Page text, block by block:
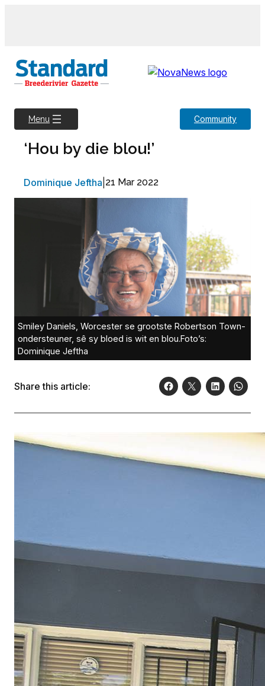
Menu Community
‘Hou by die blou!’
Dominique Jeftha 21 Mar 2022
Smiley Daniels, Worcester se grootste Robertson Town-
ondersteuner, sê sy bloed is wit en blou.Foto’s:
Dominique Jeftha
Share this article: